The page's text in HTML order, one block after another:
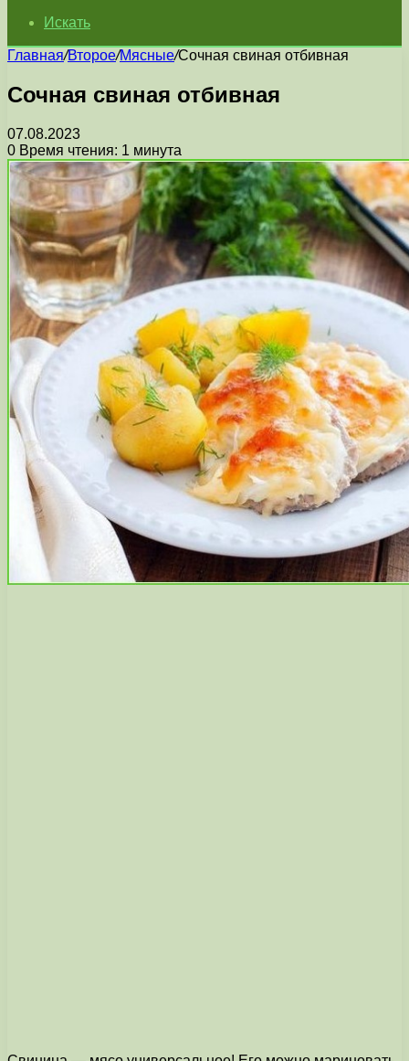
Искать
Главная/Второе/Мясные/Сочная свиная отбивная
Сочная свиная отбивная
07.08.2023
0 Время чтения: 1 минута